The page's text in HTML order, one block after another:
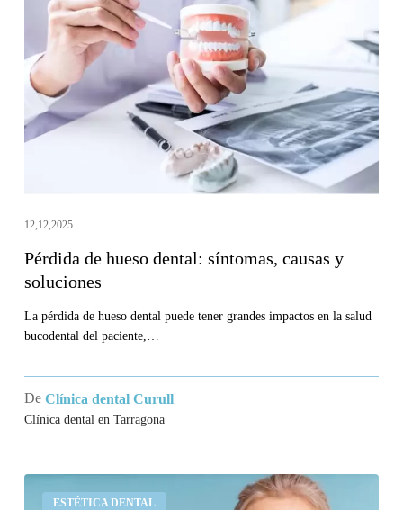
hueso
síntomas,
causas
y
soluciones
12,12,2025
Pérdida de hueso dental: síntomas, causas y
soluciones
La pérdida de hueso dental puede tener grandes impactos en la salud
bucodental del paciente,…
De Clínica dental Curull
Clínica dental en Tarragona
ESTÉTICA DENTAL